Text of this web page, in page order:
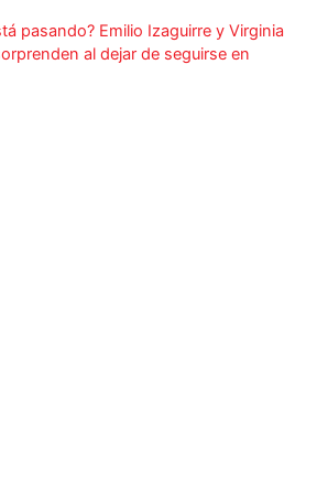
pasando? Emilio Izaguirre y Virginia
al dejar de seguirse en